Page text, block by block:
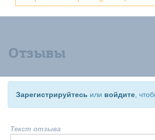
Отзывы
Зарегистрируйтесь или войдите ,
Текст отзыва